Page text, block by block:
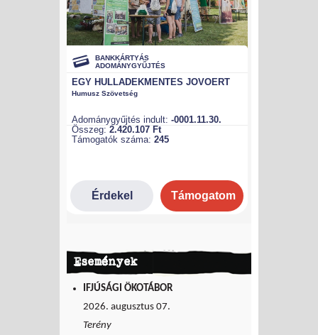
Események
IFJÚSÁGI ÖKOTÁBOR
2026. augusztus 07.
Terény